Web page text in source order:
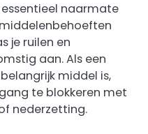
naarmate
je ruilen en
aan. Als een
middel is,
te blokkeren met
nederzetting.